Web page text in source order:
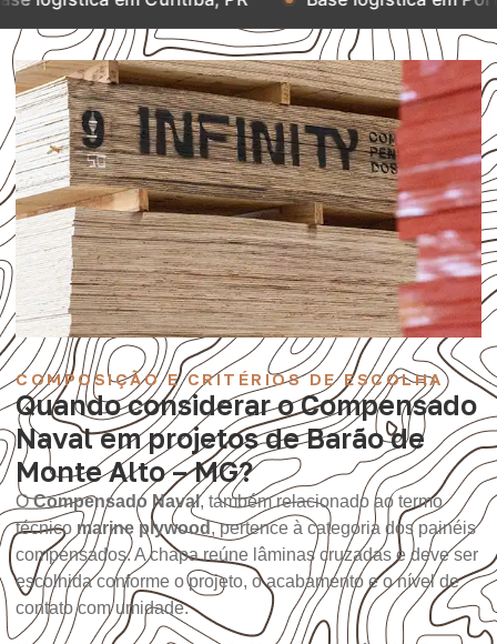
COMPOSIÇÃO E CRITÉRIOS DE ESCOLHA
Quando considerar o Compensado
Naval em projetos de Barão de
Monte Alto – MG?
OCompensado Naval, também relacionado ao termo
técnico marine plywood, pertence à categoria dos painéis
compensados. A chapa reúne lâminas cruzadas e deve ser
escolhida conforme o projeto, o acabamento e o nível de
contato com umidade.